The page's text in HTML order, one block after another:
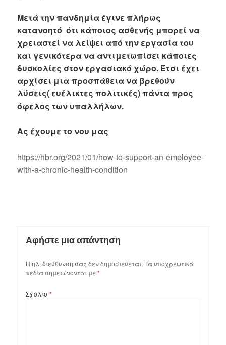
Μετά την πανδημία έγινε πλήρως
κατανοητό ότι κάποιος ασθενής μπορεί να
χρειαστεί να λείψει από την εργασία του
και γενικότερα να αντιμετωπίσει κάποιες
δυσκολίες στον εργασιακό χώρο. Έτσι έχει
αρχίσει μια προσπάθεια να βρεθούν
λύσεις( ευέλικτες πολιτικές) πάντα προς
όφελος των υπαλλήλων.
Ας έχουμε το νου μας
https://hbr.org/2021/01/how-to-support-an-employee-
with-a-chronic-health-condition
Αφήστε μια απάντηση
Η ηλ. διεύθυνση σας δεν δημοσιεύεται. Τα υποχρεωτικά
πεδία σημειώνονται με *
Σχόλιο *